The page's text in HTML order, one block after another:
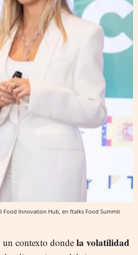
Food Innovation Hub, en ftalks Food Summit
un contexto donde la volatilidad